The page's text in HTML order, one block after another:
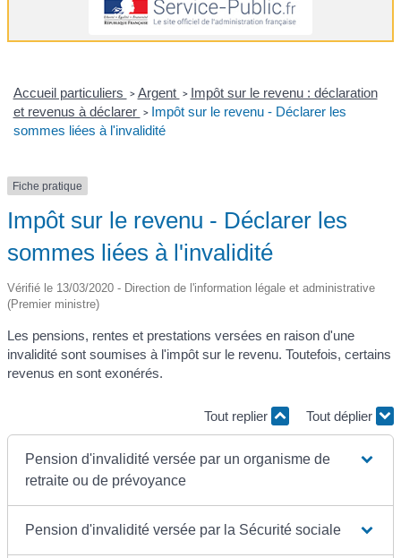
Accueil particuliers > Argent > Impôt sur le revenu : déclaration
et revenus à déclarer > Impôt sur le revenu - Déclarer les
sommes liées à l'invalidité
Fiche pratique
Impôt sur le revenu - Déclarer les
sommes liées à l'invalidité
Vérifié le 13/03/2020 - Direction de l'information légale et administrative
(Premier ministre)
Les pensions, rentes et prestations versées en raison d'une
invalidité sont soumises à l'impôt sur le revenu. Toutefois, certains
revenus en sont exonérés.
Tout replier Tout déplier
Pension d'invalidité versée par un organisme de
retraite ou de prévoyance
Pension d'invalidité versée par la Sécurité sociale